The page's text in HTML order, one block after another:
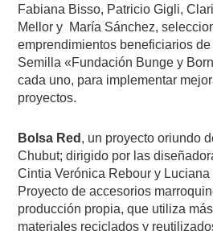
Fabiana Bisso, Patricio Gigli,
Mellor y María Sánchez,
emprendimientos beneficiarios
Semilla «Fundación Bunge y
cada uno, para implementar
proyectos.
Bolsa Red , un proyecto oriundo
Chubut; dirigido por las
Cintia Verónica Rebour y Luciana
Proyecto de accesorios
producción propia, que utiliza
materiales reciclados y